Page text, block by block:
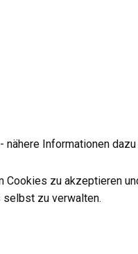
Informationen
Cookies zu akzeptieren
selbst zu verwalten.